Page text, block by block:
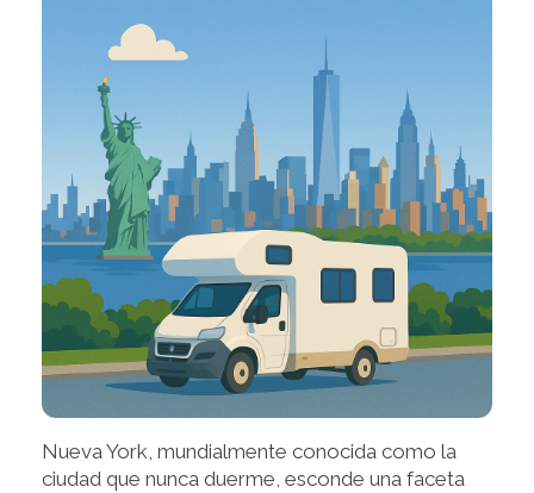
Nueva York, mundialmente conocida como la
ciudad que nunca duerme, esconde una faceta